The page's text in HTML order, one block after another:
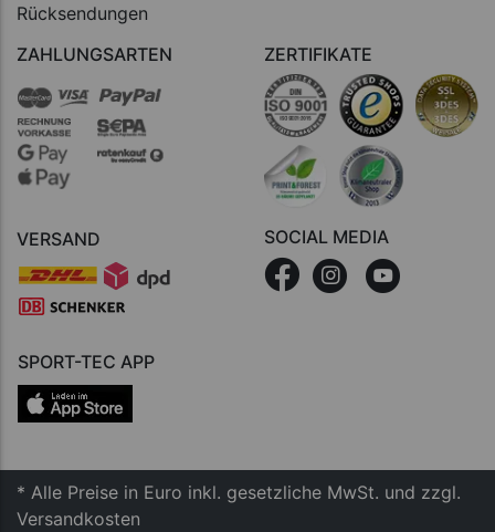
Rücksendungen
ZAHLUNGSARTEN
VERSAND
ZERTIFIKATE
SOCIAL MEDIA
SPORT-TEC APP
* Alle Preise in Euro inkl. gesetzliche MwSt. und zzgl.
Versandkosten